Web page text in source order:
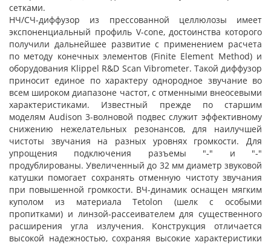
сетками.
НЧ/СЧ-диффузор из прессованной целлюлозы имеет
экспоненциальный профиль V-cone, достоинства которого
получили дальнейшее развитие с применением расчета
по методу конечных элементов (Finite Element Method) и
оборудования Klippel R&D Scan Vibrometer. Такой диффузор
приносит единое по характеру однородное звучание во
всем широком диапазоне частот, с отменными внеосевыми
характеристиками. Известный прежде по старшим
моделям Audison 3-волновой подвес служит эффективному
снижению нежелательных резонансов, для наилучшей
чистоты звучания на разных уровнях громкости. Для
упрощения подключения разъемы "-" и "-"
продублированы. Увеличенный до 32 мм диаметр звуковой
катушки помогает сохранять отменную чистоту звучания
при повышенной громкости. ВЧ-динамик оснащен мягким
куполом из материала Tetolon (шелк с особыми
пропитками) и линзой-рассеивателем для существенного
расширения угла излучения. Конструкция отличается
высокой надежностью, сохраняя высокие характеристики